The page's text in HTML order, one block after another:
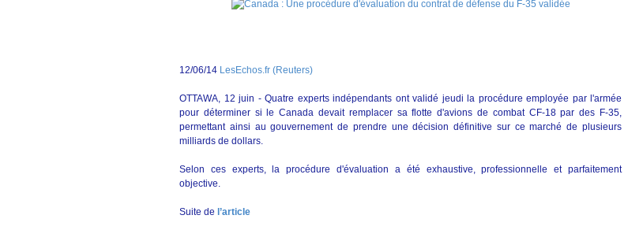
12/06/14 LesEchos.fr (Reuters)
OTTAWA, 12 juin - Quatre experts indépendants ont validé jeudi la procédure employée par l'armée
pour déterminer si le Canada devait remplacer sa flotte d'avions de combat CF-18 par des F-35,
permettant ainsi au gouvernement de prendre une décision définitive sur ce marché de plusieurs
milliards de dollars.
Selon ces experts, la procédure d'évaluation a été exhaustive, professionnelle et parfaitement
objective.
Suite de l’article